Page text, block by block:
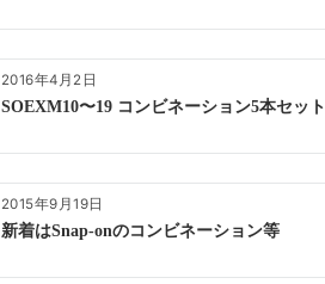
2016年4月2日
SOEXM10〜19 コンビネーション5本セット
2015年9月19日
新着はSnap-onのコンビネーション等